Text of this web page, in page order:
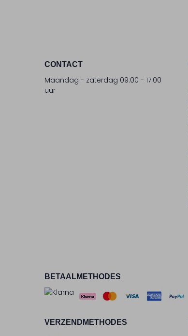
CONTACT
Maandag - zaterdag 09:00 - 17:00
uur
BETAALMETHODES
VERZENDMETHODES